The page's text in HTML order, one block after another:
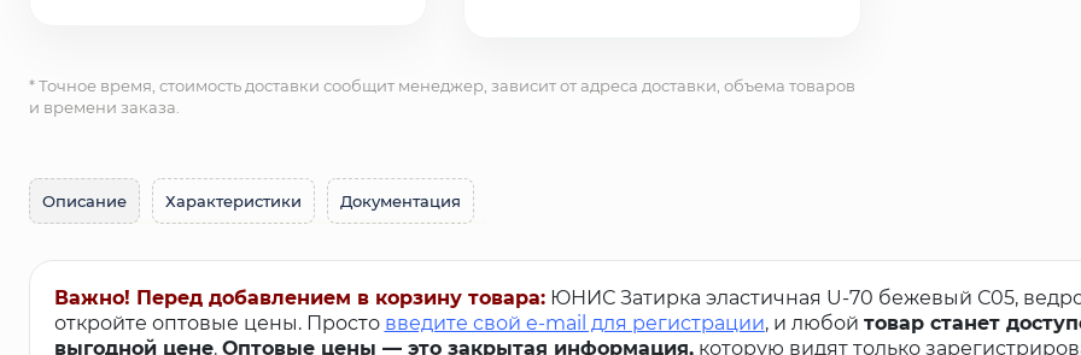
* Точное время, стоимость доставки сообщит менеджер, зависит от адреса доставки, объема товаров
и времени заказа.
Описание Характеристики Документация
Важно! Перед добавлением в корзину товара: ЮНИС Затирка эластичная U-70 бежевый С05,
откройте оптовые цены. Просто введите свой e-mail для регистрации, и любой товар станет
выгодной цене. Оптовые цены — это закрытая информация,которую видят только